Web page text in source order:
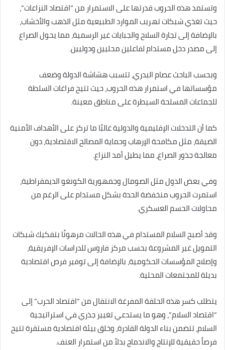
وتستمد هذه الحروب قدرتها على الاستمرار من “اقتصاد النزاعات”،
حيث تغذي شبكات تهريب الموارد الطبيعية مثل الذهب والأخشاب،
بالإضافة إلى تجارة السلاح والجبايات غير الرسمية، مما يحول الصراع
إلى مصدر دخل مستدام لفاعلين محليين ودوليين.
وبحسب الباحث عصام البدري، تتسبب هشاشة الدولة وضعف
مؤسساتها في استمرار هذه الحروب، حيث تتيح فراغات السلطة
للجماعات المسلحة السيطرة على مناطق معينة.
كما أن التدخلات الإقليمية والدولية غالبًا ما تركز على الأهداف الأمنية
الضيقة، مثل مكافحة الإرهاب وحماية المصالح الاقتصادية، دون
معالجة جذور الصراع، مما يطيل أمد النزاع.
وفي بعض الدول مثل الصومال وجمهورية الكونغو الديمقراطية،
استمرت الحروب منخفضة الحدة بشكل مستدام على الرغم من
محاولات الحسم العسكري.
وقد أصبح السلام المستدام في هذه الحالات مرهونًا بتفكيك شبكات
التمويل غير المشروعة بحسب مركز فاروس للدراسات الإفريقية،
وإصلاح المؤسسات الحكومية، بالإضافة إلى توفير فرص اقتصادية
بديلة للمجتمعات المحلية.
يتطلب كسر هذه الحلقة المفرغة الانتقال من “اقتصاد الحرب” إلى
“اقتصاد السلام”، وهو ما يستدعي تغيير جذري في استراتيجية
السلام، تتضمن بناء الدولة القادرة، وخلق بيئة اقتصادية مستقرة تتيح
فرصاً حقيقية للإنتاج والاندماج بدلاً من استمرار العنف.